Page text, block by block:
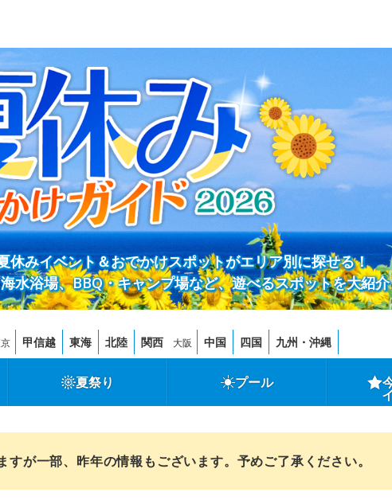
休みイベント＆おでかけスポットがエリア別に探せる！
水浴場、BBQ・キャンプ場など、遊べるスポットを大紹
甲信越 東海 北陸 関西 大阪 中国 四国 九州・沖縄
夏祭り プール
が一部、昨年の情報もございます。予めご了承ください。